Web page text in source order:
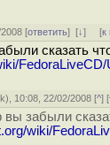
[ответить][↓] [к
сказать
), 10:08, 22/02/2008 [^] [
забыли
wiki/